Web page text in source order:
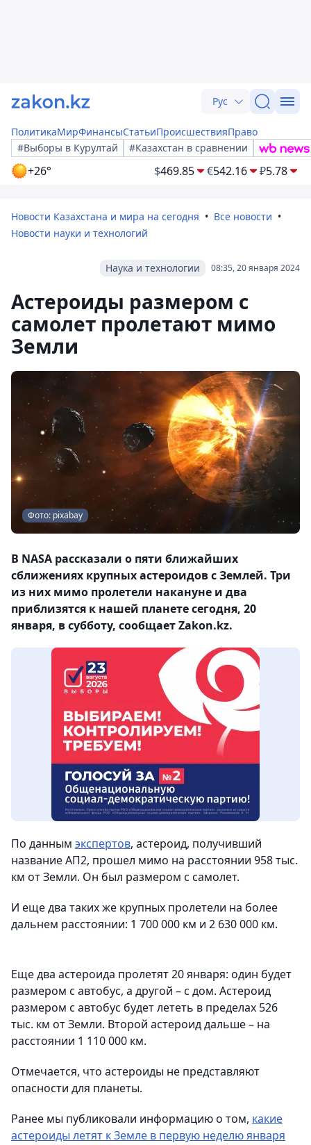
Рус
ПолитикаМирФинансыСтатьиПроисшествияПраво
#Выборы в Курултай
#Казахстан в сравнении
+26° $469.85 €542.16 ₽5.78
Новости Казахстана и мира на сегодня
Все новости
Новости науки и технологий
08:35, 20 января 2024
Наука и технологии
Астероиды размером с
самолет пролетают мимо
Земли
Фото: pixabay
В NASA рассказали о пяти ближайших
сближениях крупных астероидов с Землей. Три
из них мимо пролетели накануне и два
приблизятся к нашей планете сегодня, 20
января, в субботу, сообщает Zakon.kz.
По данным экспертов, астероид, получивший
название АП2, прошел мимо на расстоянии 958 тыс.
км от Земли. Он был размером с самолет.
И еще два таких же крупных пролетели на более
дальнем расстоянии: 1 700 000 км и 2 630 000 км.
Еще два астероида пролетят 20 января: один будет
размером с автобус, а другой – с дом. Астероид
размером с автобус будет лететь в пределах 526
тыс. км от Земли. Второй астероид дальше – на
расстоянии 1 110 000 км.
Отмечается, что астероиды не представляют
опасности для планеты.
Ранее мы публиковали информацию о том, какие
астероиды летят к Земле в первую неделю января